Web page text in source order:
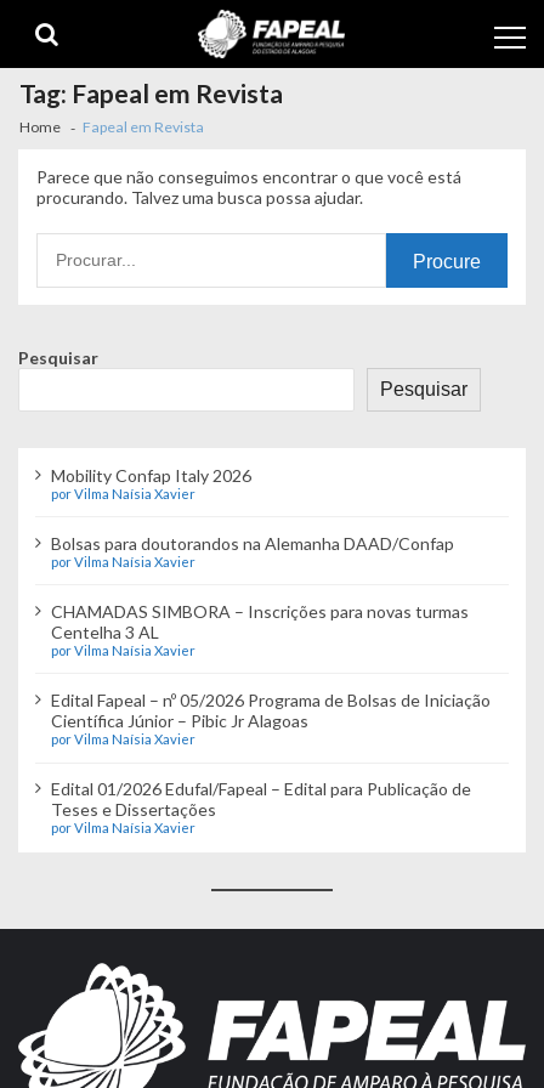
navigation
content
Tag: Fapeal em Revista
Home Fapeal em Revista
Parece que não conseguimos encontrar o que você está
procurando. Talvez uma busca possa ajudar.
por:
Pesquisar
Pesquisar
Mobility Confap Italy 2026
por Vilma Naísia Xavier
Bolsas para doutorandos na Alemanha DAAD/Confap
por Vilma Naísia Xavier
CHAMADAS SIMBORA – Inscrições para novas turmas
Centelha 3 AL
por Vilma Naísia Xavier
Edital Fapeal – nº 05/2026 Programa de Bolsas de Iniciação
Científica Júnior – Pibic Jr Alagoas
por Vilma Naísia Xavier
Edital 01/2026 Edufal/Fapeal – Edital para Publicação de
Teses e Dissertações
por Vilma Naísia Xavier